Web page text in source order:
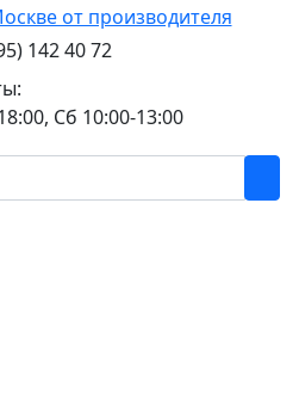
142 40 72
Сб 10:00-13:00